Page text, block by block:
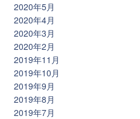
2020年5月
2020年4月
2020年3月
2020年2月
2019年11月
2019年10月
2019年9月
2019年8月
2019年7月